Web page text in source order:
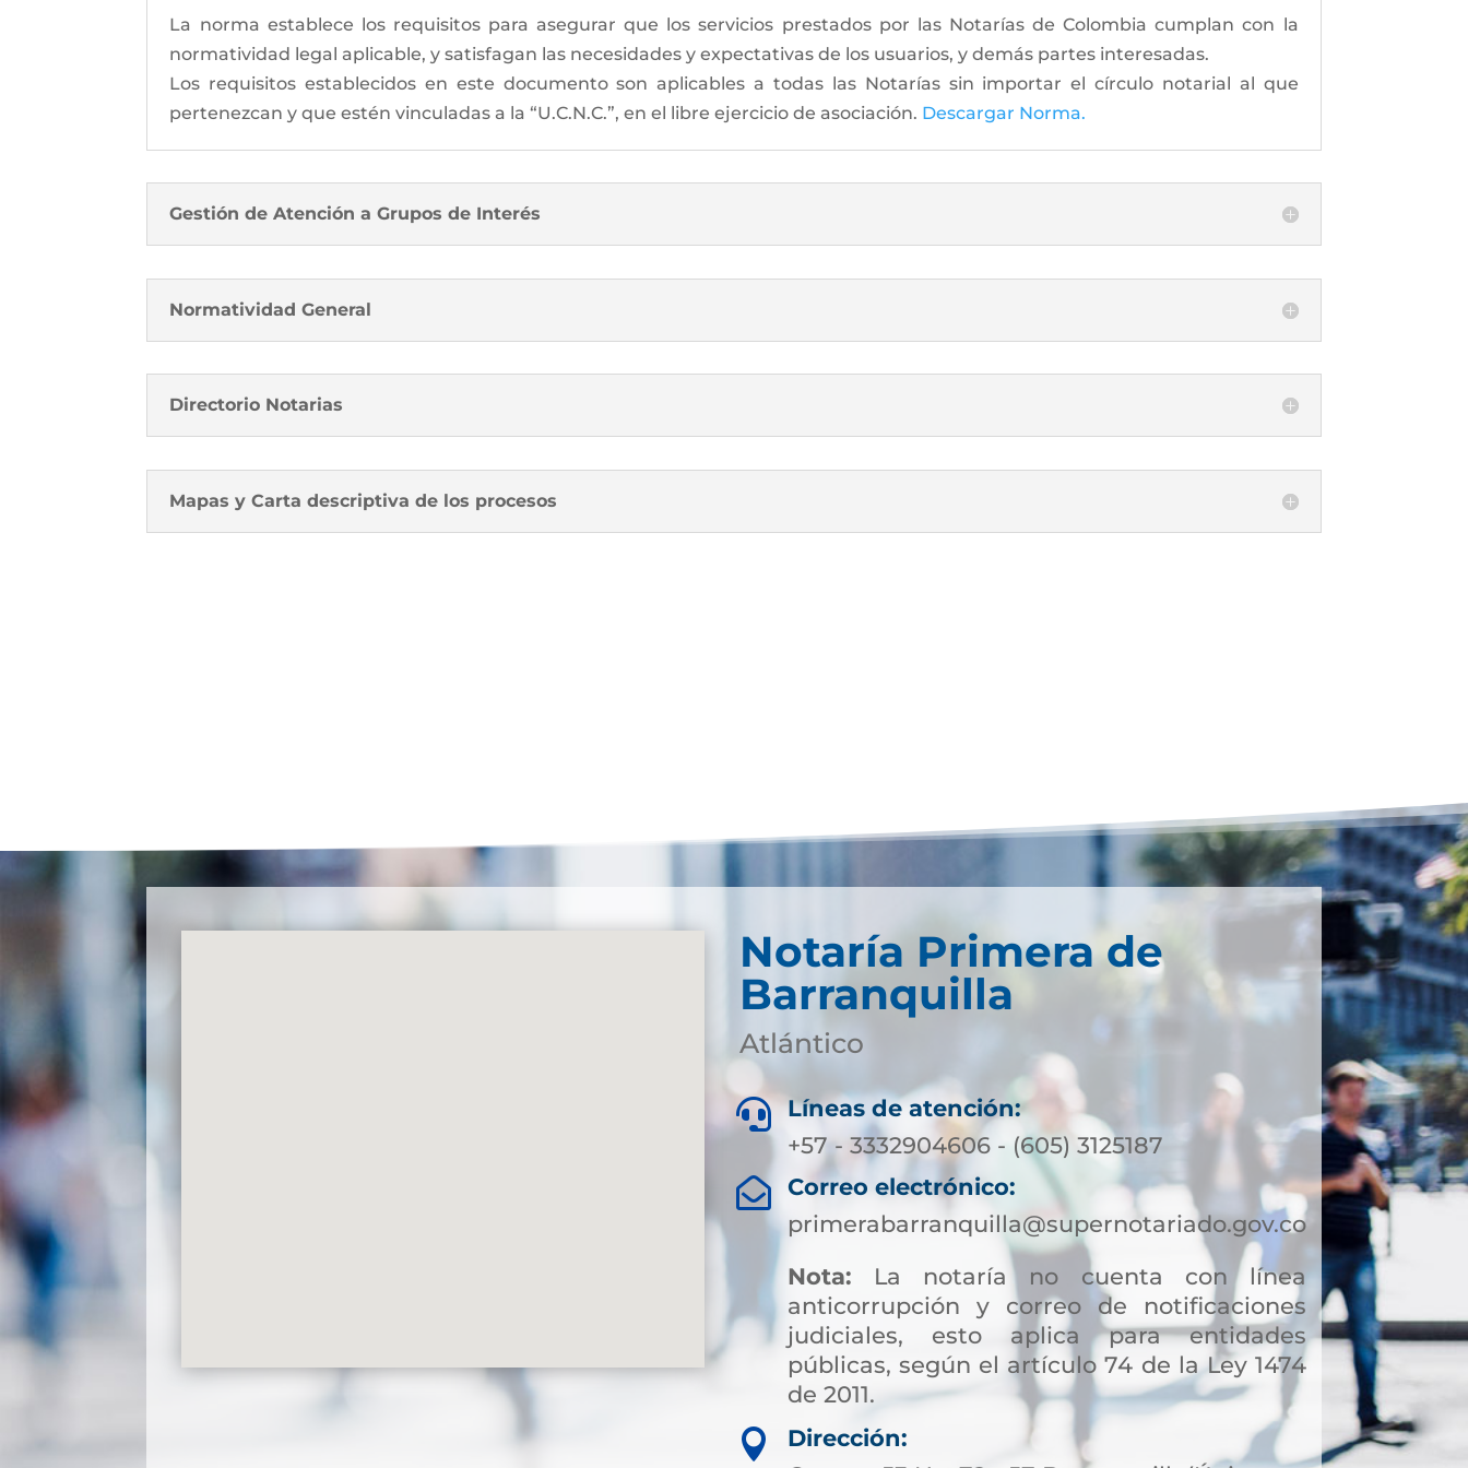
La norma establece los requisitos para asegurar que los servicios prestados por las Notarías de Colombia cumplan con la
normatividad legal aplicable, y satisfagan las necesidades y expectativas de los usuarios, y demás partes interesadas.
Los requisitos establecidos en este documento son aplicables a todas las Notarías sin importar el círculo notarial al que
pertenezcan y que estén vinculadas a la “U.C.N.C.”, en el libre ejercicio de asociación. Descargar Norma.
Gestión de Atención a Grupos de Interés
Normatividad General
Directorio Notarias
Mapas y Carta descriptiva de los procesos
Notaría Primera de
Barranquilla
Atlántico

Líneas de atención:
+57 - 3332904606 - (605) 3125187

Correo electrónico:
primerabarranquilla@supernotariado.gov.co
Nota: La notaría no cuenta con línea
anticorrupción y correo de notificaciones
judiciales, esto aplica para entidades
públicas, según el artículo 74 de la Ley 1474
de 2011.
Sin embargo, para facilitar otros trámites y
pagos asociados a servicios notariales, hoy

Dirección: